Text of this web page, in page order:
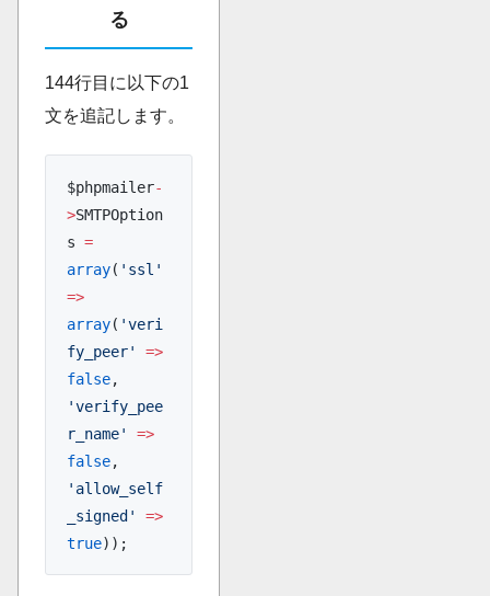
る
144行目に以下の1
文を追記します。
$phpmailer-
>SMTPOption
s =
array( 'ssl'
=>
array( 'veri
fy_peer'
=>
false
'verify_pee
r_name'
=>
false
'allow_self
_signed'
=>
true));